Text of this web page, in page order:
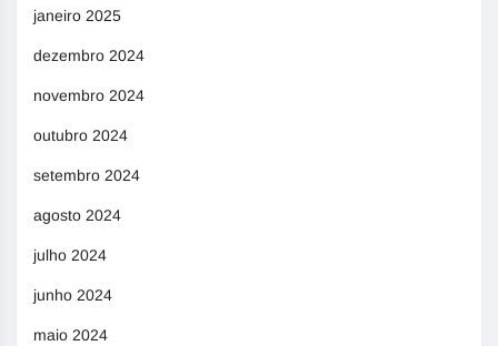
janeiro 2025
dezembro 2024
novembro 2024
outubro 2024
setembro 2024
agosto 2024
julho 2024
junho 2024
maio 2024